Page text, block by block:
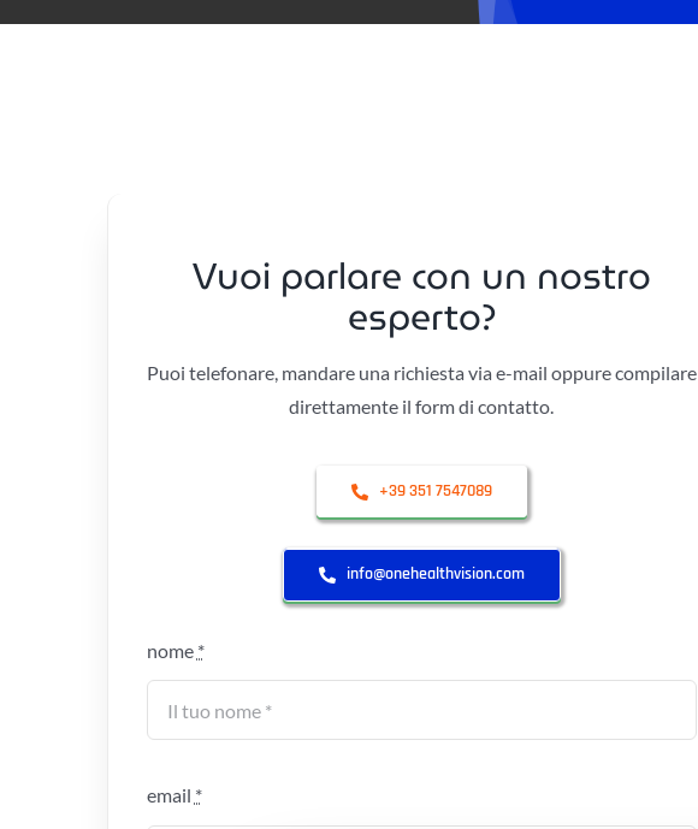
Vuoi parlare con un nostro
esperto?
Puoi telefonare, mandare una richiesta via e-mail oppure compilare
direttamente il form di contatto.
+39 351 7547089
info@onehealthvision.com
nome *
email *